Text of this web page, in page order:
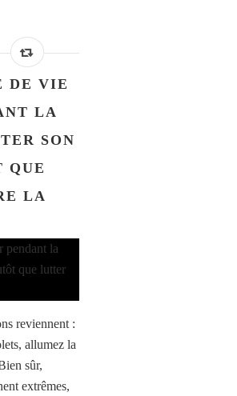
DE VIE
LA
SON
QUE
LA
reviennent :
allumez la
sûr,
extrêmes,